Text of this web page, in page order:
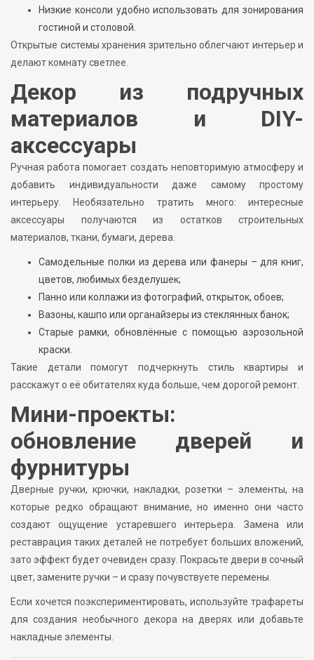
Низкие консоли удобно использовать для зонирования
гостиной и столовой.
Открытые системы хранения зрительно облегчают интерьер и
делают комнату светлее.
Декор из подручных
материалов и DIY-
аксессуары
Ручная работа помогает создать неповторимую атмосферу и
добавить индивидуальности даже самому простому
интерьеру. Необязательно тратить много: интересные
аксессуары получаются из остатков строительных
материалов, ткани, бумаги, дерева.
Самодельные полки из дерева или фанеры – для книг,
цветов, любимых безделушек;
Панно или коллажи из фотографий, открыток, обоев;
Вазоны, кашпо или органайзеры из стеклянных банок;
Старые рамки, обновлённые с помощью аэрозольной
краски.
Такие детали помогут подчеркнуть стиль квартиры и
расскажут о её обитателях куда больше, чем дорогой ремонт.
Мини-проекты:
обновление дверей и
фурнитуры
Дверные ручки, крючки, накладки, розетки – элементы, на
которые редко обращают внимание, но именно они часто
создают ощущение устаревшего интерьера. Замена или
реставрация таких деталей не потребует больших вложений,
зато эффект будет очевиден сразу. Покрасьте двери в сочный
цвет, замените ручки – и сразу почувствуете перемены.
Если хочется поэкспериментировать, используйте трафареты
для создания необычного декора на дверях или добавьте
накладные элементы.